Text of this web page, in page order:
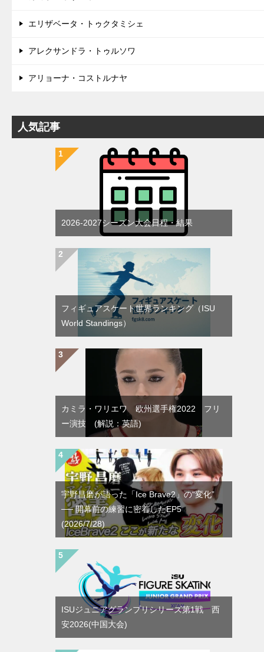
エリザベータ・トゥクタミシェ
アレクサンドラ・トゥルソワ
アリョーナ・コストルナヤ
人気記事
2026-2027シーズン大会日程・結果
フィギュアスケート世界ランキング（ISU
World Standings）
カミラ・ワリエワ 欧州選手権2022 フリ
ー演技 (解説：英語)
宇野昌磨が語った「Ice Brave2」の“変化”
── 開幕前の練習に密着したEP5
(2026/7/28)
ISUジュニアグランプリシリーズ第1戦 西
安2026(中国大会)